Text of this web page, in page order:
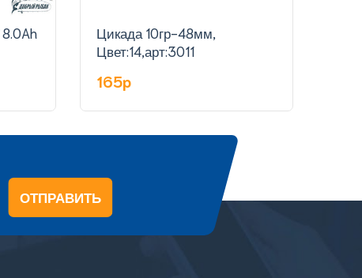
Цикада 10гр-48мм,
Цвет:14,арт:3011
165p
ОТПРАВИТЬ